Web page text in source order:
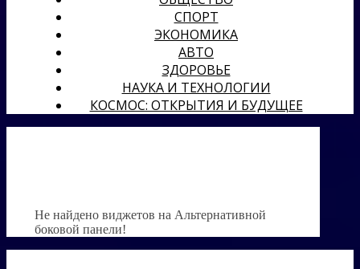
СПОРТ
ЭКОНОМИКА
АВТО
ЗДОРОВЬЕ
НАУКА И ТЕХНОЛОГИИ
КОСМОС: ОТКРЫТИЯ И БУДУЩЕЕ
Не найдено виджетов на Альтернативной
боковой панели!